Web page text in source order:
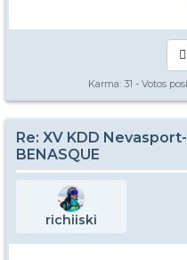
Karma: 31 - Votos
Re: XV KDD
BENASQUE
richiiski